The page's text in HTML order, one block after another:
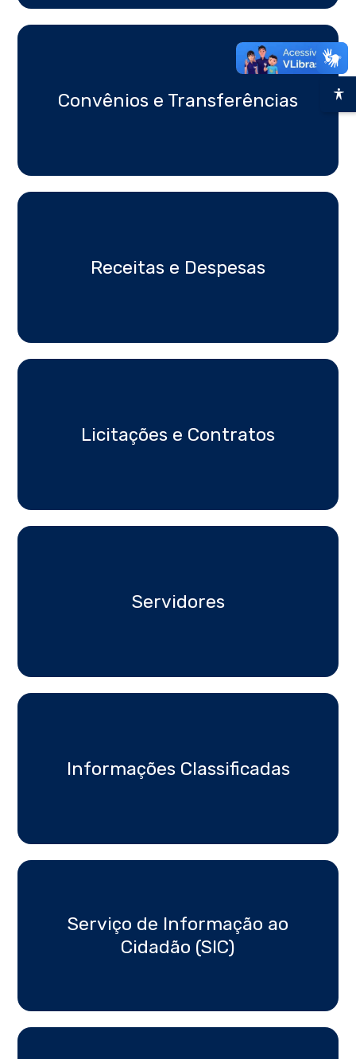
Convênios e Transferências
Receitas e Despesas
Licitações e Contratos
Servidores
Informações Classificadas
Serviço de Informação ao
Cidadão (SIC)